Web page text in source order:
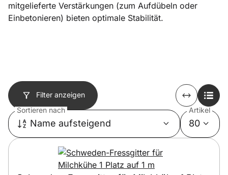
mitgelieferte Verstärkungen (zum Aufdübeln oder
Einbetonieren) bieten optimale Stabilität.
Filter anzeigen
Sortieren nach
Name aufsteigend
Artikel
80